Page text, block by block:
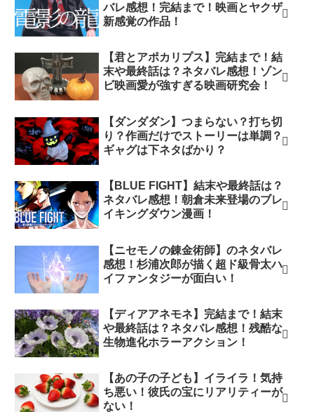
バレ感想！完結まで！映画とヤクザ
新感覚の作品！
【君とアポカリプス】完結まで！結
末や最終話は？ネタバレ感想！ゾン
ビ映画愛が強すぎる映画研究会！
【ダンダダン】つまらない？打ち切
り？作画だけでストーリーは単調？
ギャグは下ネタばかり？
【BLUE FIGHT】結末や最終話は？
ネタバレ感想！朝倉未来登場のブレ
イキングダウン漫画！
【ニセモノの錬金術師】のネタバレ
感想！杉浦次郎が描く超ド級骨太ハ
イファンタジーが面白い！
【ディアアネモネ】完結まで！結末
や最終話は？ネタバレ感想！残酷な
生物進化ホラーアクション！
【あの子の子ども】イライラ！気持
ち悪い！彼氏の宝にリアリティーが
ない！